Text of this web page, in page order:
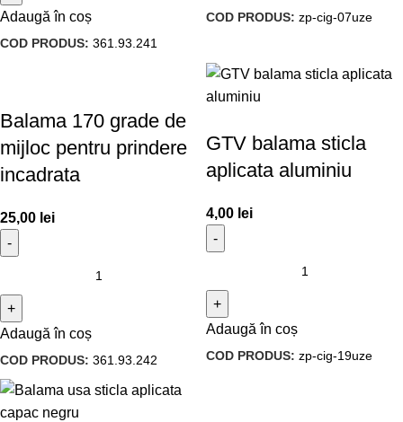
Adaugă în coș
COD PRODUS: 361.93.241
COD PRODUS: zp-cig-07uze
Balama 170 grade de
mijloc pentru prindere
incadrata
25,00 lei
Adaugă în coș
COD PRODUS: 361.93.242
GTV balama sticla
aplicata aluminiu
4,00 lei
Adaugă în coș
COD PRODUS: zp-cig-19uze